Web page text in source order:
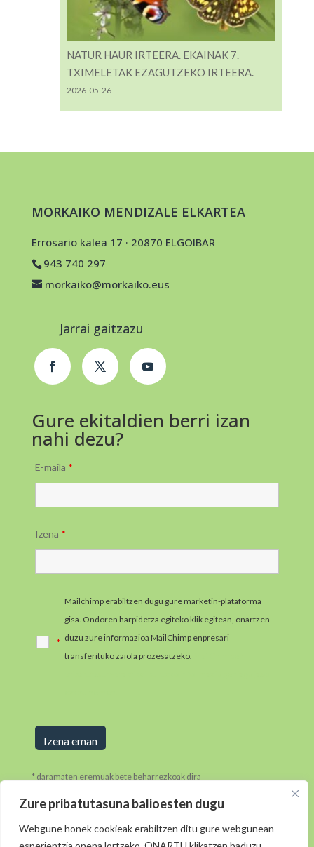
Zure pribatutasuna balioesten dugu
Webgune honek cookieak erabiltzen ditu gure webgunean
NATUR HAUR IRTEERA. EKAINAK 7.
TXIMELETAK EZAGUTZEKO IRTEERA.
2026-05-26
MORKAIKO MENDIZALE ELKARTEA
Errosario kalea 17 · 20870 ELGOIBAR
943 740 297
morkaiko@morkaiko.eus
Jarrai gaitzazu
Gure ekitaldien berri izan
nahi dezu?
* daramaten eremuak bete beharrezkoak dira
E-maila *
Izena *
*
Mailchimp erabiltzen dugu gure marketin-plataforma
gisa. Ondoren harpidetza egiteko klik egitean, onartzen
duzu zure informazioa MailChimp enpresari
transferituko zaiola prozesatzeko.